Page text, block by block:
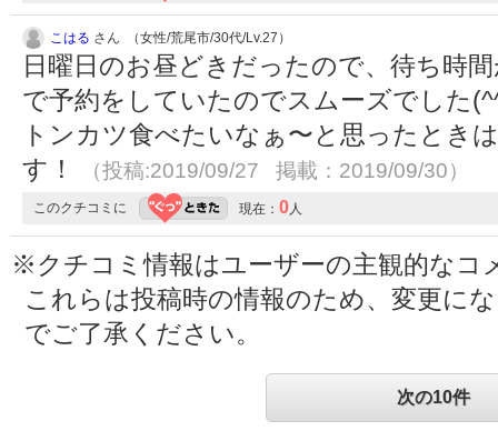
こはる さん （女性/荒尾市/30代/Lv.27）
日曜日のお昼どきだったので、待ち時
で予約をしていたのでスムーズでした
トンカツ食べたいなぁ〜と思ったとき
す！
（投稿:2019/09/27 掲載：2019/09/30）
このクチコミに 現在： 0人
※クチコミ情報はユーザーの主観的なコ
これらは投稿時の情報のため、変更に
でご了承ください。
次の10件